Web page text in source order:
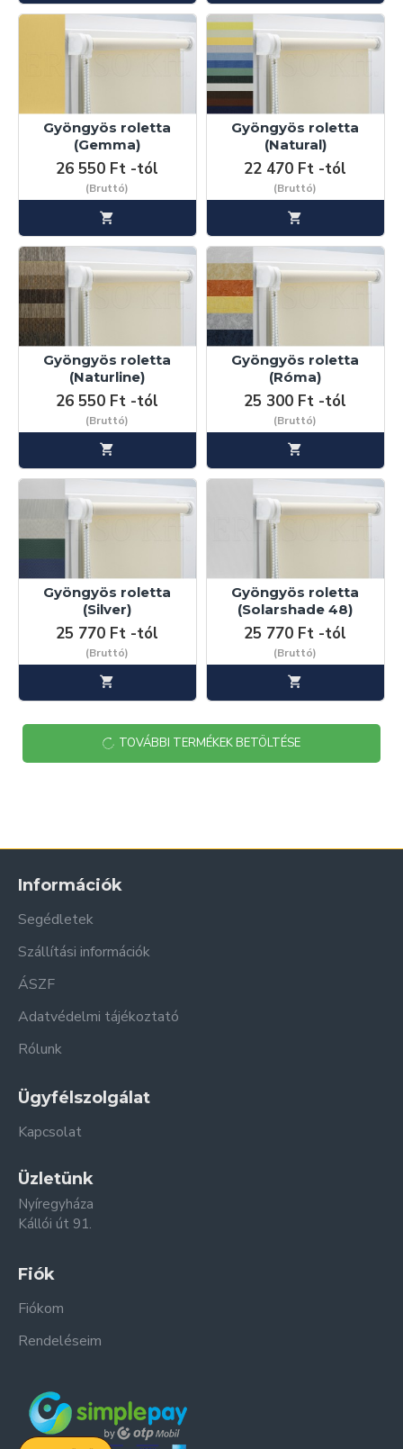
Gyöngyös roletta
(Gemma)
26 550 Ft -tól
(Bruttó)
Gyöngyös roletta
(Natural)
22 470 Ft -tól
(Bruttó)
Gyöngyös roletta
(Naturline)
26 550 Ft -tól
(Bruttó)
Gyöngyös roletta
(Róma)
25 300 Ft -tól
(Bruttó)
Gyöngyös roletta
(Silver)
25 770 Ft -tól
(Bruttó)
Gyöngyös roletta
(Solarshade 48)
25 770 Ft -tól
(Bruttó)
TOVÁBBI TERMÉKEK BETÖLTÉSE
Információk
Segédletek
Szállítási információk
ÁSZF
Adatvédelmi tájékoztató
Rólunk
Ügyfélszolgálat
Kapcsolat
Üzletünk
Nyíregyháza
Kállói út 91.
Fiók
Fiókom
Rendeléseim